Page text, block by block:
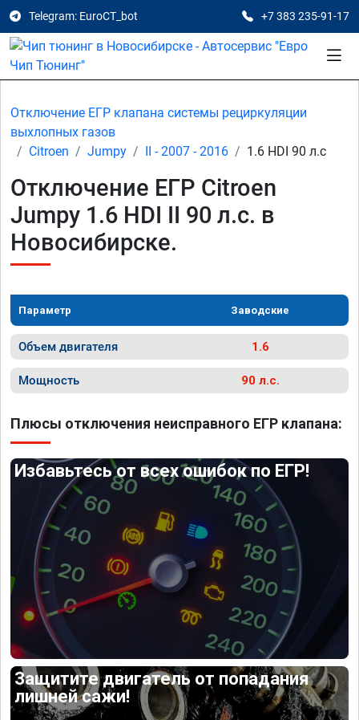
Telegram: EuroCT_bot +7 383 235-91-17
Отключение ЕГР клапана системы рециркуляции
выхлопных газов
Citroen
Jumpy II - 2007 - 2016 1.6 HDI 90 л.с
Отключение ЕГР Citroen
Jumpy 1.6 HDI II 90 л.с. в
Новосибирске.
Параметр Заводские
Объем двигателя 1.6
Мощность 90 л.с.
Плюсы отключения неисправного ЕГР клапана:
Избавьтесь от всех ошибок по ЕГР!
Защитите двигатель от попадания
лишней сажи!